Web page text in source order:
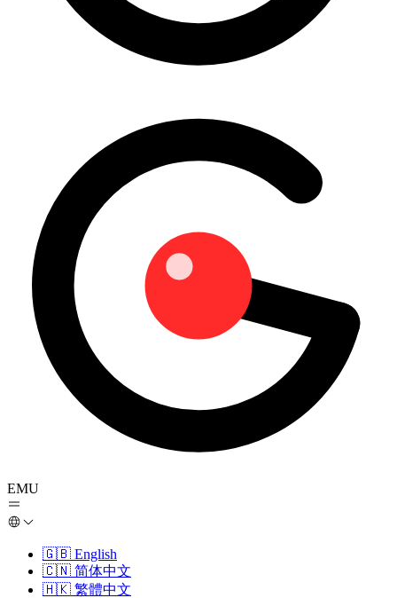
EMU
🇬🇧 English
🇨🇳 简体中文
🇭🇰 繁體中文